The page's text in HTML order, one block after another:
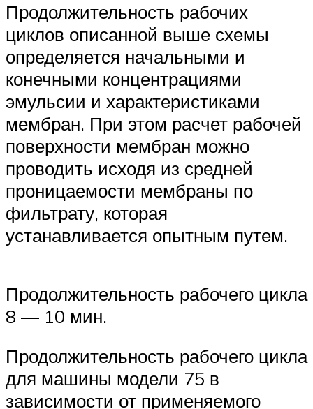
Продолжительность рабочих
циклов описанной выше схемы
определяется начальными и
конечными концентрациями
эмульсии и характеристиками
мембран. При этом расчет рабочей
поверхности мембран можно
проводить исходя из средней
проницаемости мембраны по
фильтрату, которая
устанавливается опытным путем.
Продолжительность рабочего цикла
8 — 10 мин.
Продолжительность рабочего цикла
для машины модели 75 в
зависимости от применяемого